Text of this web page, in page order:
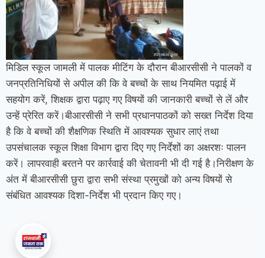
मिडिल स्कूल जामली में पालक मीटिंग के दौरान बीआरसीसी ने पालकों व
जनप्रतिनिधियों से अपील की कि वे बच्चों के साथ नियमित पढ़ाई में
सहयोग करें, शिक्षक द्वारा पढ़ाए गए विषयों की जानकारी बच्चों से लें और
उन्हें प्रेरित करें।बीआरसीसी ने सभी प्रधानपाठकों को सख्त निर्देश दिया
है कि वे बच्चों की शैक्षणिक स्थिति में आवश्यक सुधार लाएं तथा
उपसंचालक स्कूल शिक्षा विभाग द्वारा दिए गए निर्देशों का अक्षरशः पालन
करें। लापरवाही बरतने पर कार्रवाई की चेतावनी भी दी गई है।निरीक्षण के
अंत में बीआरसीसी छुरा द्वारा सभी संस्था प्रमुखों को अन्य विषयों से
संबंधित आवश्यक दिशा-निर्देश भी प्रदान किए गए।